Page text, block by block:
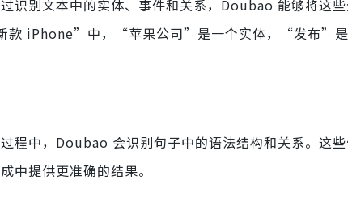
识别文本中的实体、事件和关系，Doubao 能够将这
款 iPhone”中，“苹果公司”是一个实体，“发布”
程中，Doubao 会识别句子中的语法结构和关系。这
中提供更准确的结果。